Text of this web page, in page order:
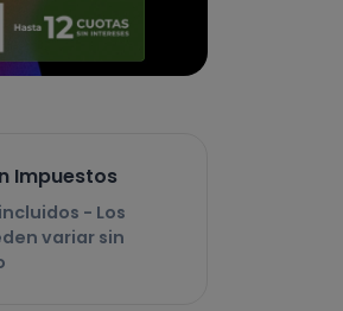
Impuestos
- Los
variar sin